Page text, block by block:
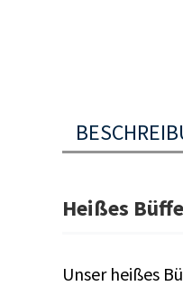
Heißes
Unser heißes